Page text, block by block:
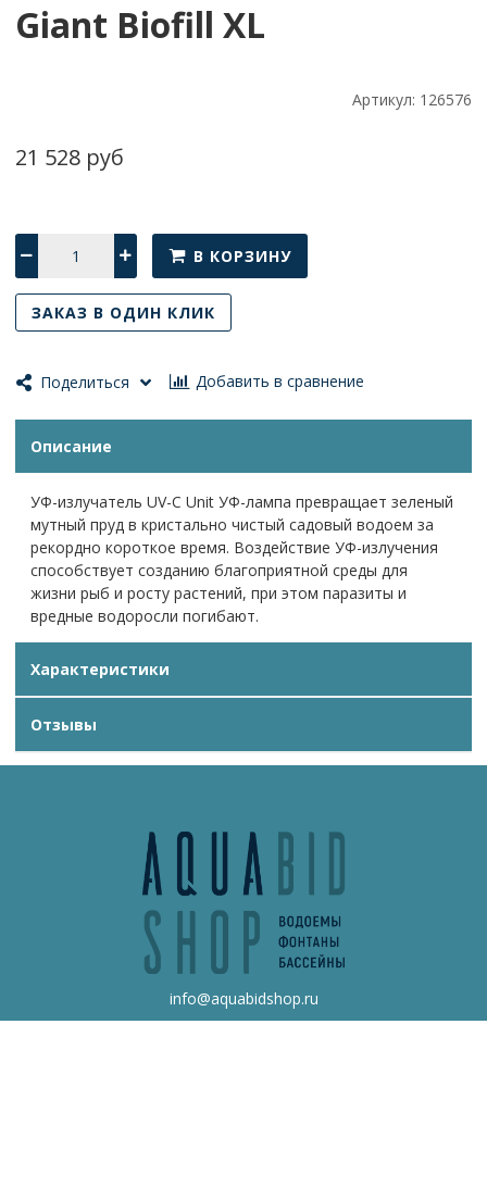
Giant Biofill XL
Артикул: 126576
21 528 руб
В КОРЗИНУ
ЗАКАЗ В ОДИН КЛИК
Поделиться Добавить в сравнение
Описание
УФ-излучатель UV-C Unit УФ-лампа превращает зеленый
мутный пруд в кристально чистый садовый водоем за
рекордно короткое время. Воздействие УФ-излучения
способствует созданию благоприятной среды для
жизни рыб и росту растений, при этом паразиты и
вредные водоросли погибают.
Характеристики
Отзывы
info@aquabidshop.ru